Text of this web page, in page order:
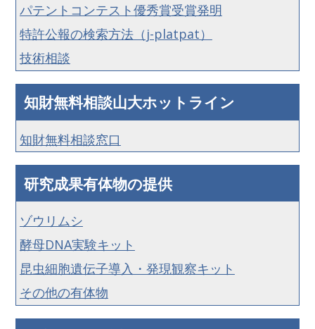
パテントコンテスト優秀賞受賞発明
特許公報の検索方法（j-platpat）
技術相談
知財無料相談山大ホットライン
知財無料相談窓口
研究成果有体物の提供
ゾウリムシ
酵母DNA実験キット
昆虫細胞遺伝子導入・発現観察キット
その他の有体物